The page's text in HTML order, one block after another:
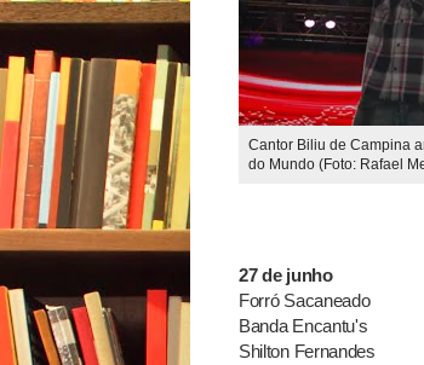
Cantor Biliu de Campina
do Mundo (Foto: Rafael
27 de junho
Forró Sacaneado
Banda Encantu's
Shilton Fernandes